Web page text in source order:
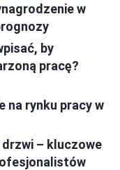
w
by
pracę?
na rynku pracy w
– kluczowe